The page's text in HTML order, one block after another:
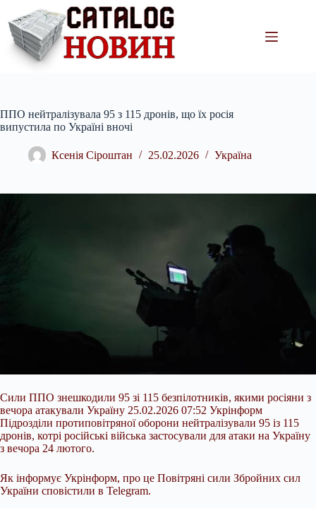
вмісту
ППО нейтралізувала 95 з 115 дронів, що їх росія
випустила по Україні вночі
Ксенія Сіроштан 25.02.2026 Україна
Сили ППО знешкодили 95 зі 115 безпілотників, якими росіяни з
вечора атакували Україну 25.02.2026 07:52 Укрінформ
Підрозділи протиповітряної оборони нейтралізували 95 із 115
дронів, котрі російські війська застосували для атаки на Україну
з вечора 24 лютого.
Як інформує Укрінформ, про це Повітряні сили Збройних сил
України сповістили в Telegram.